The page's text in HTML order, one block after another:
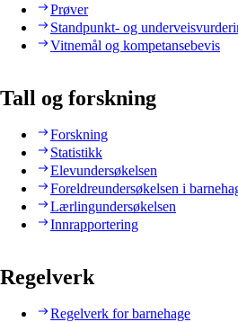
Prøver
Standpunkt- og
Vitnemål og kompetansebevis
Tall og forskning
Forskning
Statistikk
Elevundersøkelsen
Foreldreundersøkelsen i
Lærlingundersøkelsen
Innrapportering
Regelverk
Regelverk for barnehage